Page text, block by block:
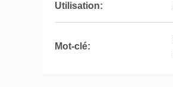
Utilisation:
Mot-clé: